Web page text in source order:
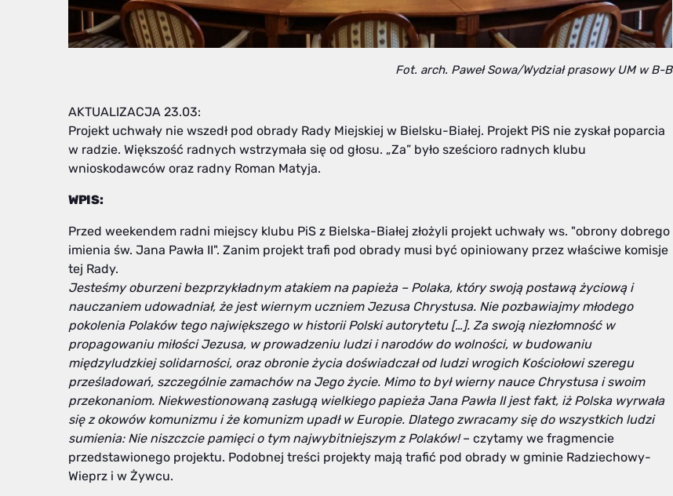
Fot. arch. Paweł Sowa/Wydział prasowy UM w B-B
AKTUALIZACJA 23.03:
Projekt uchwały nie wszedł pod obrady Rady Miejskiej w Bielsku-Białej. Projekt PiS nie zyskał poparcia
w radzie. Większość radnych wstrzymała się od głosu. „Za” było sześcioro radnych klubu
wnioskodawców oraz radny Roman Matyja.
WPIS:
Przed weekendem radni miejscy klubu PiS z Bielska-Białej złożyli projekt uchwały ws. "obrony dobrego
imienia św. Jana Pawła II". Zanim projekt trafi pod obrady musi być opiniowany przez właściwe komisje
tej Rady.
Jesteśmy oburzeni bezprzykładnym atakiem na papieża – Polaka, który swoją postawą życiową i
nauczaniem udowadniał, że jest wiernym uczniem Jezusa Chrystusa. Nie pozbawiajmy młodego
pokolenia Polaków tego największego w historii Polski autorytetu […]. Za swoją niezłomność w
propagowaniu miłości Jezusa, w prowadzeniu ludzi i narodów do wolności, w budowaniu
międzyludzkiej solidarności, oraz obronie życia doświadczał od ludzi wrogich Kościołowi szeregu
prześladowań, szczególnie zamachów na Jego życie. Mimo to był wierny nauce Chrystusa i swoim
przekonaniom. Niekwestionowaną zasługą wielkiego papieża Jana Pawła II jest fakt, iż Polska wyrwała
się z okowów komunizmu i że komunizm upadł w Europie. Dlatego zwracamy się do wszystkich ludzi
sumienia: Nie niszczcie pamięci o tym najwybitniejszym z Polaków!– czytamy we fragmencie
przedstawionego projektu. Podobnej treści projekty mają trafić pod obrady w gminie Radziechowy-
Wieprz i w Żywcu.